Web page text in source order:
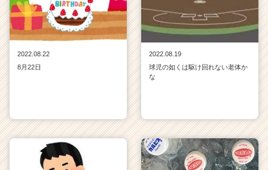
2022.08.22
8月22日
2022.08.19
球児の如くは駆け回れない老体か
な